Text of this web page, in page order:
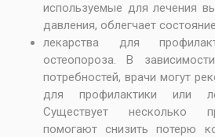
используемые для лечения
давления, облегчает состояние
лекарства для
остеопороза. В
потребностей, врачи могут
для профилактики или
Существует несколько
помогают снизить потерю